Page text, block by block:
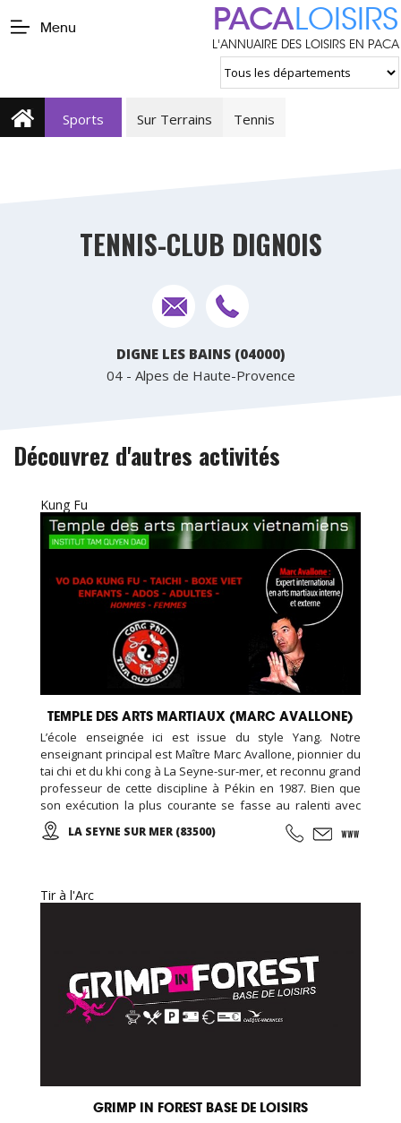
Menu PACALOISIRS
L'ANNUAIRE DES LOISIRS EN PACA
Sports Sur Terrains Tennis
TENNIS-CLUB DIGNOIS
DIGNE LES BAINS (04000)
04 - Alpes de Haute-Provence
Découvrez d'autres activités
Kung Fu
TEMPLE DES ARTS MARTIAUX (MARC AVALLONE)
L’école enseignée ici est issue du style Yang. Notre
enseignant principal est Maître Marc Avallone, pionnier du
tai chi et du khi cong à La Seyne-sur-mer, et reconnu grand
professeur de cette discipline à Pékin en 1987. Bien que
son exécution la plus courante se fasse au ralenti avec
des mouvements doux et unis entre eux, le thai cuc quyen
(taichi) peut s’exécuter de bien des manières différentes,
LA SEYNE SUR MER (83500)
Tir à l'Arc
GRIMP IN FOREST BASE DE LOISIRS